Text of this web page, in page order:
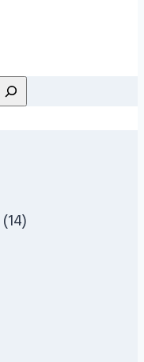
(14)